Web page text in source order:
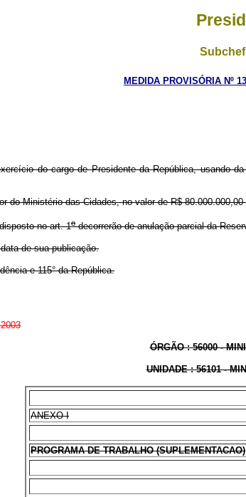
MEDIDA PROVISÓRIA Nº
do cargo de Presidente da República, usando
das Cidades, no valor de R$ 80.000.000,00
no art. 1odecorrerão de anulação parcial da
de sua publicação.
e 115° da República.
ÓRGÃO : 56000 -
UNIDADE : 56101 -
ANEXO I
PROGRAMA DE TRABALHO (SUPLEMENTACAO)